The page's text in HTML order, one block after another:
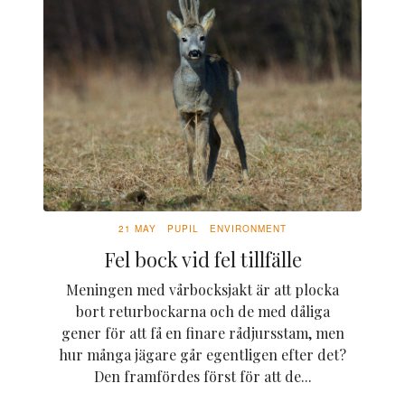
21 MAY PUPIL ENVIRONMENT
Fel bock vid fel tillfälle
Meningen med vårbocksjakt är att plocka
bort returbockarna och de med dåliga
gener för att få en finare rådjursstam, men
hur många jägare går egentligen efter det?
Den framfördes först för att de...